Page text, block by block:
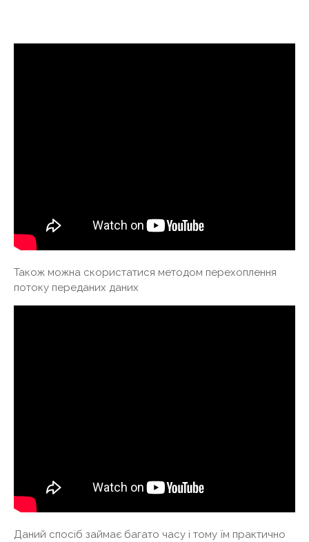
Також можна скористатися методом перехоплення
потоку переданих даних
Даний спосіб займає багато часу і тому їм практично